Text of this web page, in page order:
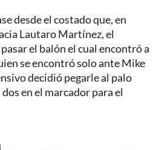
desde el costado que, en
Lautaro Martínez, el
el balón el cual encontró a
se encontró solo ante Mike
decidió pegarle al palo
en el marcador para el